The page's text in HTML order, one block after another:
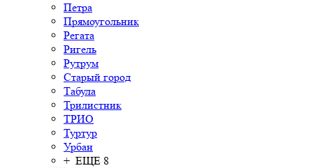
Петра
Прямоугольник
Регата
Ригель
Рутрум
Старый город
Табула
Трилистник
ТРИО
Туртур
Урбан
+ ЕЩЕ 8